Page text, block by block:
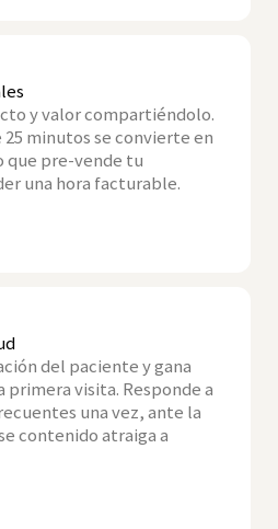
y valor compartiéndolo.
25 minutos se convierte en
que pre-vende tu
una hora facturable.
del paciente y gana
primera visita. Responde a
una vez, ante la
contenido atraiga a